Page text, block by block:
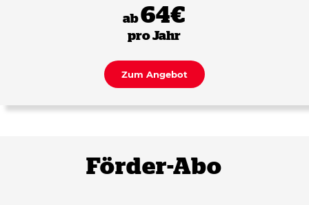
ab64€
pro Jahr
Zum Angebot
Förder-Abo